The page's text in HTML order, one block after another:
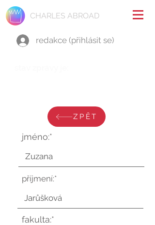
CHARLES ABROAD
redakce (přihlásit se)
ZPĚT
jméno:*
příjmení:*
fakulta:*